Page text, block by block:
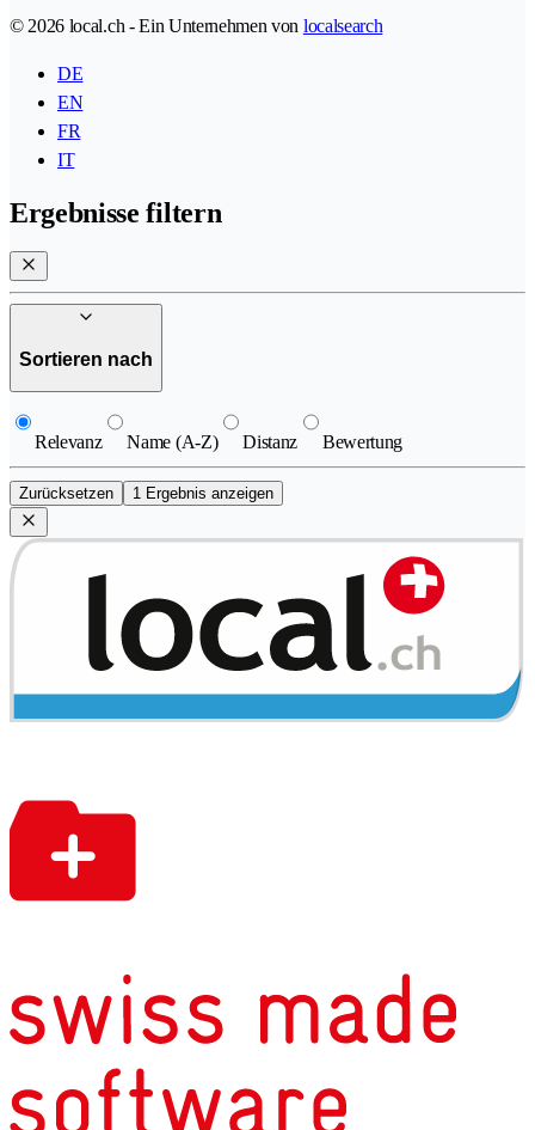
© 2026 local.ch - Ein Unternehmen von localsearch
DE
EN
FR
IT
Ergebnisse filtern
Sortieren nach
Relevanz Name (A-Z) Distanz Bewertung
Zurücksetzen 1 Ergebnis anzeigen